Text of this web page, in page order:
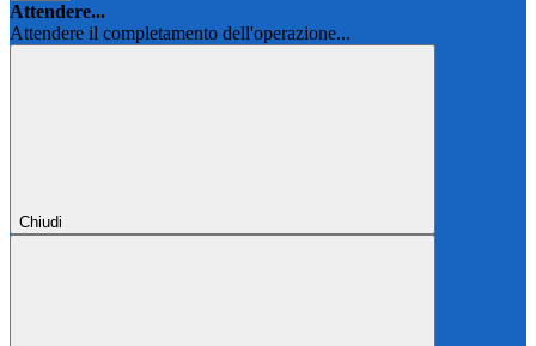
Attendere...
Attendere il completamento dell'operazione...
Chiudi